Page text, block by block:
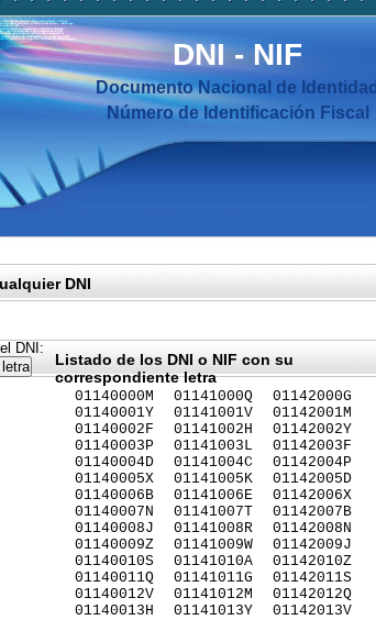
DNI-NIF
Documento Nacional de Identidad
Número de Identificación Fiscal
DNI
DNI:
Listado de los DNI o NIF con su
correspondiente letra
01140000M
01140001Y
01140002F
01140003P
01140004D
01140005X
01140006B
01140007N
01140008J
01140009Z
01140010S
01140011Q
01140012V
01140013H
01141000Q
01141001V
01141002H
01141003L
01141004C
01141005K
01141006E
01141007T
01141008R
01141009W
01141010A
01141011G
01141012M
01141013Y
01142000G
01142001M
01142002Y
01142003F
01142004P
01142005D
01142006X
01142007B
01142008N
01142009J
01142010Z
01142011S
01142012Q
01142013V